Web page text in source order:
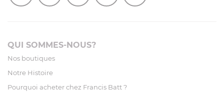
QUI SOMMES-NOUS?
Nos boutiques
Notre Histoire
Pourquoi acheter chez Francis Batt ?